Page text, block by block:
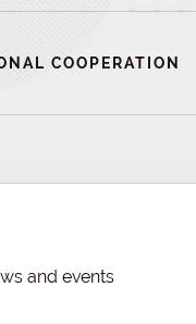
COOPERATION
and events